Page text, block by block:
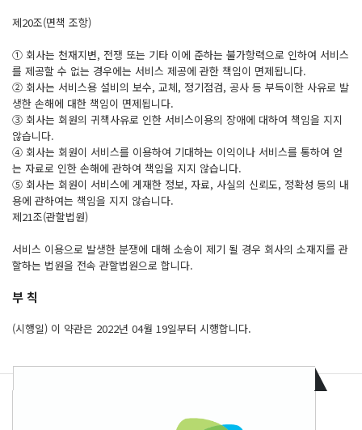
제20조(면책 조항)
① 회사는 천재지변, 전쟁 또는 기타 이에 준하는 불가항력으로 인하여 서비스
를 제공할 수 없는 경우에는 서비스 제공에 관한 책임이 면제됩니다.
② 회사는 서비스용 설비의 보수, 교체, 정기점검, 공사 등 부득이한 사유로 발
생한 손해에 대한 책임이 면제됩니다.
③ 회사는 회원의 귀책사유로 인한 서비스이용의 장애에 대하여 책임을 지지
않습니다.
④ 회사는 회원이 서비스를 이용하여 기대하는 이익이나 서비스를 통하여 얻
는 자료로 인한 손해에 관하여 책임을 지지 않습니다.
⑤ 회사는 회원이 서비스에 게재한 정보, 자료, 사실의 신뢰도, 정확성 등의 내
용에 관하여는 책임을 지지 않습니다.
제21조(관할법원)
서비스 이용으로 발생한 분쟁에 대해 소송이 제기 될 경우 회사의 소재지를 관
할하는 법원을 전속 관할법원으로 합니다.
부 칙
(시행일) 이 약관은 2022년 04월 19일부터 시행합니다.